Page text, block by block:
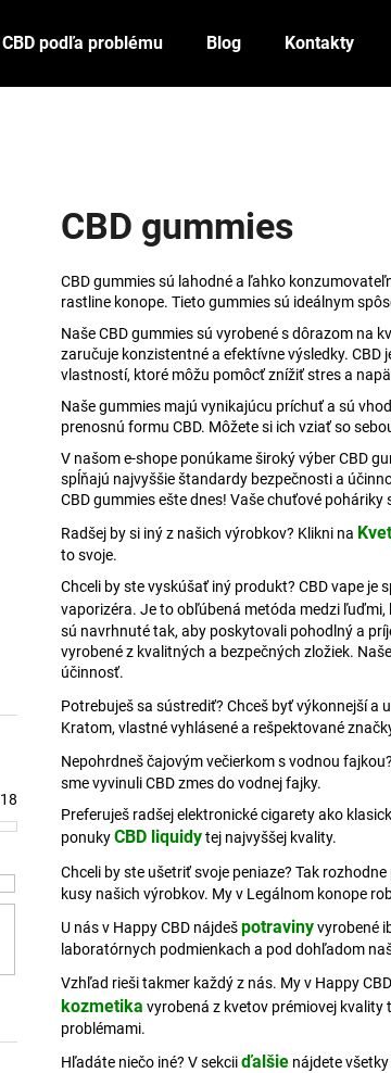
CBD podľa problému Blog Kontakty
18
CBD gummies
CBD gummies sú lahodné a ľahko
rastline konope. Tieto gummies sú ideálnym
Naše CBD gummies sú vyrobené s dôrazom na
zaručuje konzistentné a efektívne výsledky.
vlastností, ktoré môžu pomôcť znížiť stres a
Naše gummies majú vynikajúcu príchuť a sú
prenosnú formu CBD. Môžete si ich vziať so
V našom e-shope ponúkame široký výber CBD
spĺňajú najvyššie štandardy bezpečnosti a
CBD gummies ešte dnes! Vaše chuťové
Radšej by si iný z našich výrobkov? Klikni na
to svoje.
Chceli by ste vyskúšať iný produkt? CBD vape
vaporizéra. Je to obľúbená metóda medzi
sú navrhnuté tak, aby poskytovali pohodlný a
vyrobené z kvalitných a bezpečných zložiek.
účinnosť.
Potrebuješ sa sústrediť? Chceš byť výkonnejší a
Kratom, vlastné vyhlásené a rešpektované
Nepohrdneš čajovým večierkom s vodnou
sme vyvinuli CBD zmes do vodnej fajky.
Preferuješ radšej elektronické cigarety ako
ponukyCBD liquidytej najvyššej kvality.
Chceli by ste ušetriť svoje peniaze? Tak
kusy našich výrobkov. My v Legálnom konope
U nás v Happy CBD nájdešpotravinyvyrobené
laboratórnych podmienkach a pod dohľadom
Vzhľad rieši takmer každý z nás. My v Happy
kozmetika vyrobená z kvetov prémiovej
problémami.
Hľadáte niečo iné? V sekciiďalšie nájdete
Odporúčame
3% CBD BROAD-SPECTRUM PRE MALÉ
ZVIERATÁ
€17,74
Pôvodne: